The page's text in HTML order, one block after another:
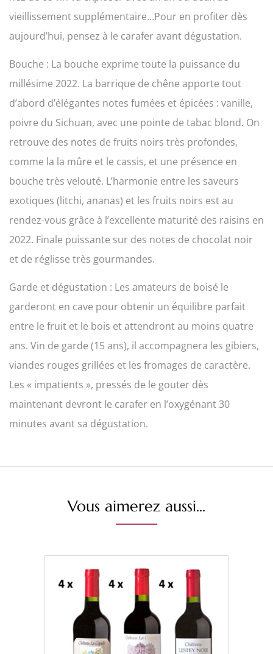
vieillissement supplémentaire…Pour en profiter dès
aujourd’hui, pensez à le carafer avant dégustation.
Bouche : La bouche exprime toute la puissance du
millésime 2022. La barrique de chêne apporte tout
d’abord d’élégantes notes fumées et épicées : vanille,
poivre du Sichuan, avec une pointe de tabac blond. On
retrouve des notes de fruits noirs très profondes,
comme la la mûre et le cassis, et une présence en
bouche très velouté. L’harmonie entre les saveurs
exotiques (litchi, ananas) et les fruits noirs est au
rendez-vous grâce à l’excellente maturité des raisins en
2022. Finale puissante sur des notes de chocolat noir
et de réglisse très gourmandes.
Garde et dégustation : Les amateurs de boisé le
garderont en cave pour obtenir un équilibre parfait
entre le fruit et le bois et attendront au moins quatre
ans. Vin de garde (15 ans), il accompagnera les gibiers,
viandes rouges grillées et les fromages de caractère.
Les « impatients », pressés de le gouter dès
maintenant devront le carafer en l’oxygénant 30
minutes avant sa dégustation.
Vous aimerez aussi...